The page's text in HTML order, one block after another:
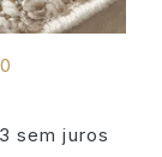
sem juros